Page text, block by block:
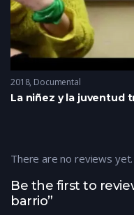
2018 Documental
Be the first to
barrio”
There are no reviews yet.